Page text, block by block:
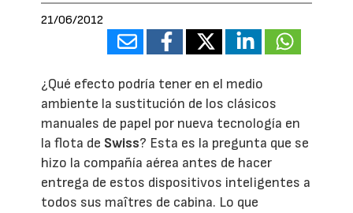
21/06/2012
¿Qué efecto podría tener en el medio
ambiente la sustitución de los clásicos
manuales de papel por nueva tecnología en
la flota de Swiss? Esta es la pregunta que se
hizo la compañía aérea antes de hacer
entrega de estos dispositivos inteligentes a
todos sus maîtres de cabina. Lo que